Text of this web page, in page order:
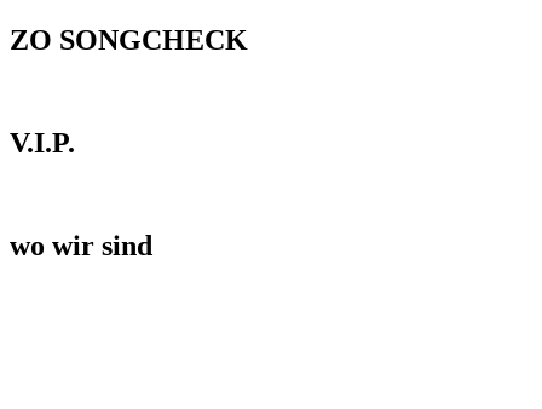
ZO SONGCHECK
V.I.P.
wo wir sind